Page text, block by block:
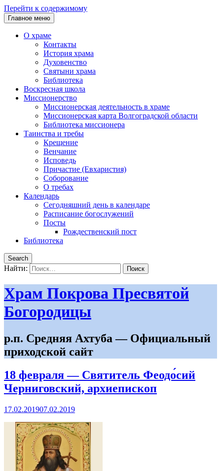
Перейти к содержимому
Главное меню
О храме
Контакты
История храма
Духовенство
Святыни храма
Библиотека
Воскресная школа
Миссионерство
Миссионерская деятельность в храме
Миссионерская карта Волгоградской области
Библиотека миссионера
Таинства и требы
Крещение
Венчание
Исповедь
Причастие (Евхаристия)
Соборование
О требах
Календарь
Сегодняшний день в календаре
Расписание богослужений
Посты
Рождественский пост
Библиотека
Search
Найти:
Храм Покрова Пресвятой
Богородицы
р.п. Средняя Ахтуба — Официальный
приходской сайт
18 февраля — Святитель Феодо́сий
Черниговский, архиепископ
17.02.201907.02.2019